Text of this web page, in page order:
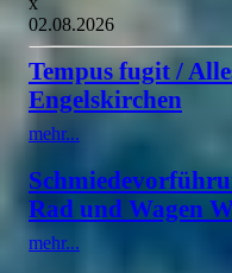
02.08.2026
Tempus fugit /
Engelskirchen
mehr...
Rad und Wagen
mehr...